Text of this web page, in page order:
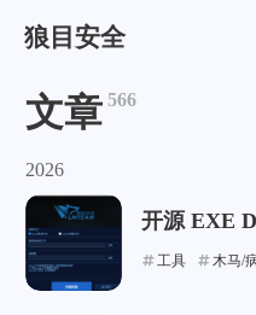
狼目安全
文章 566
2026
开源 EXE
工具 木马/